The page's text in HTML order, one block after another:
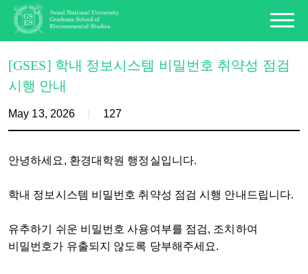
[GSES] 학내 정보시스템 비밀번호 취약성 점검
시행 안내
May 13, 2026 127
안녕하세요, 환경대학원 행정실입니다.
학내 정보시스템 비밀번호 취약성 점검 시행 안내드립니다.
유추하기 쉬운 비밀번호 사용여부를 점검, 조치하여
비밀번호가 유출되지 않도록 당부해주세요.